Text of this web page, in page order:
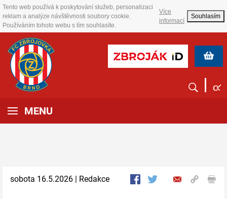
Tento web používá k poskytování služeb, personalizaci
reklam a analýze návštěvnosti soubory cookie.
Používáním tohoto webu s tím souhlasíte.
Více
informací
Souhlasím
MENU
sobota 16.5.2026 | Redakce